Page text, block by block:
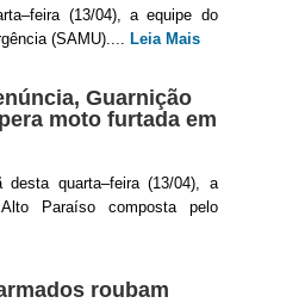
(13/04), a equipe do
(SAMU).... Leia Mais
Guarnição
moto furtada em
quarta–feira (13/04), a
Paraíso composta pelo
roubam